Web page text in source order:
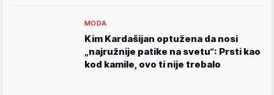
MODA
Kim Kardašijan optužena da nosi
„najružnije patike na svetu“: Prsti kao
kod kamile, ovo ti nije trebalo